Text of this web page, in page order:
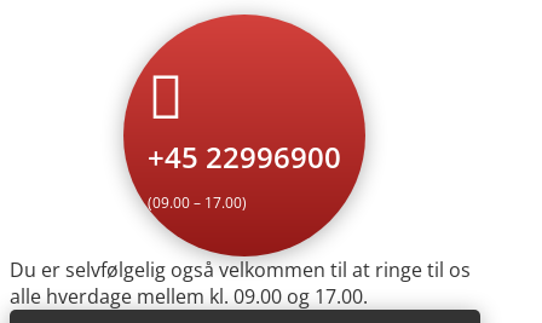

+45 22996900
(09.00 – 17.00)
Du er selvfølgelig også velkommen til at ringe til os
alle hverdage mellem kl. 09.00 og 17.00.